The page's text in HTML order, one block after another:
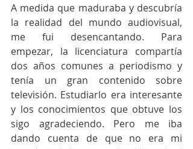
A medida que maduraba y descubría
la realidad del mundo audiovisual,
me fui desencantando. Para
empezar, la licenciatura compartía
dos años comunes a periodismo y
tenía un gran contenido sobre
televisión. Estudiarlo era interesante
y los conocimientos que obtuve los
sigo agradeciendo. Pero me iba
dando cuenta de que no era mi